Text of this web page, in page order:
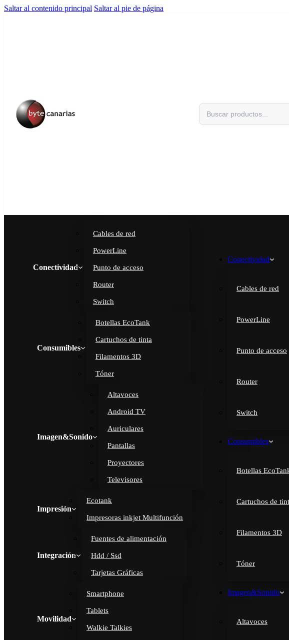
Saltar al contenido principal Saltar al pie de página
Buscar
Conectividad
Cables de red
PowerLine
Punto de acceso
Router
Switch
Consumibles
Botellas EcoTank
Cartuchos de tinta
Filamentos 3D
Tóner
Imagen&Sonido
Altavoces
Android TV
Auriculares
Pantallas
Proyectores
Televisores
Impresión
Ecotank
Impresoras inkjet Multifunción
Integración
Fuentes de alimentación
Hdd / Ssd
Tarjetas Gráficas
Movilidad
Smartphone
Tablets
Walkie Talkies
Conectividad
Cables de red
PowerLine
Punto de acceso
Router
Switch
Consumibles
Botellas
Cartuchos de
Filamentos 3D
Tóner
Imagen&Sonido
Altavoces